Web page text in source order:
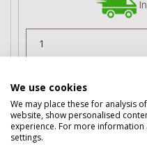
HP 78 nagy
We use cookies
We may place these for analysis
website, show personalised
experience. For more
settings.